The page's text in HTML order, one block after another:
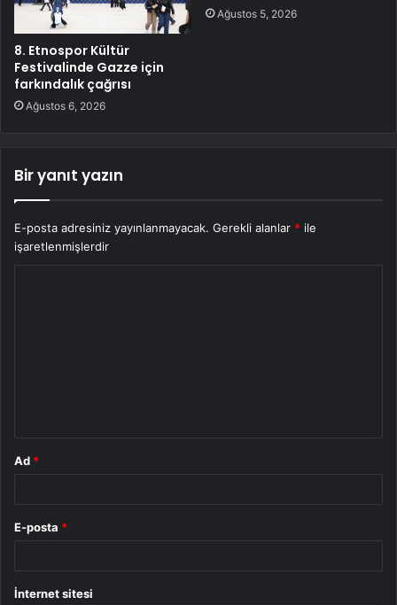
8. Etnospor Kültür
Festivalinde Gazze için
farkındalık çağrısı
Ağustos 6, 2026
Ağustos 5, 2026
Bir yanıt yazın
E-posta adresiniz yayınlanmayacak. Gerekli alanlar * ile
işaretlenmişlerdir
Ad *
E-posta *
İnternet sitesi